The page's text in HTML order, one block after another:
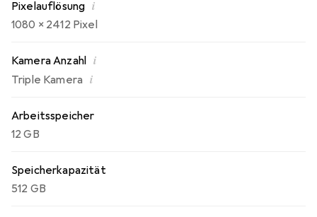
Pixelauflösung i
1080 x 2412 Pixel
Kamera Anzahl i
Triple Kamera i
Arbeitsspeicher
12 GB
Speicherkapazität
512 GB